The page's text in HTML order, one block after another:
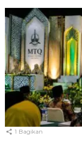
1 Bagikan